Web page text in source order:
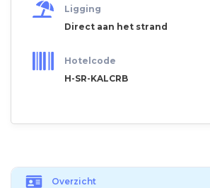
Ligging
Direct aan het strand
Hotelcode
H-SR-KALCRB
Overzicht